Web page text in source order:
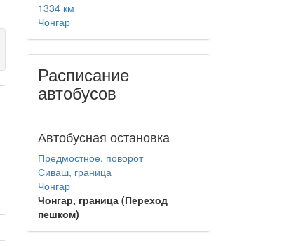
1334 км
Чонгар
Расписание
автобусов
Автобусная остановка
Предмостное, поворот
Сиваш, граница
Чонгар
Чонгар, граница (Переход
пешком)